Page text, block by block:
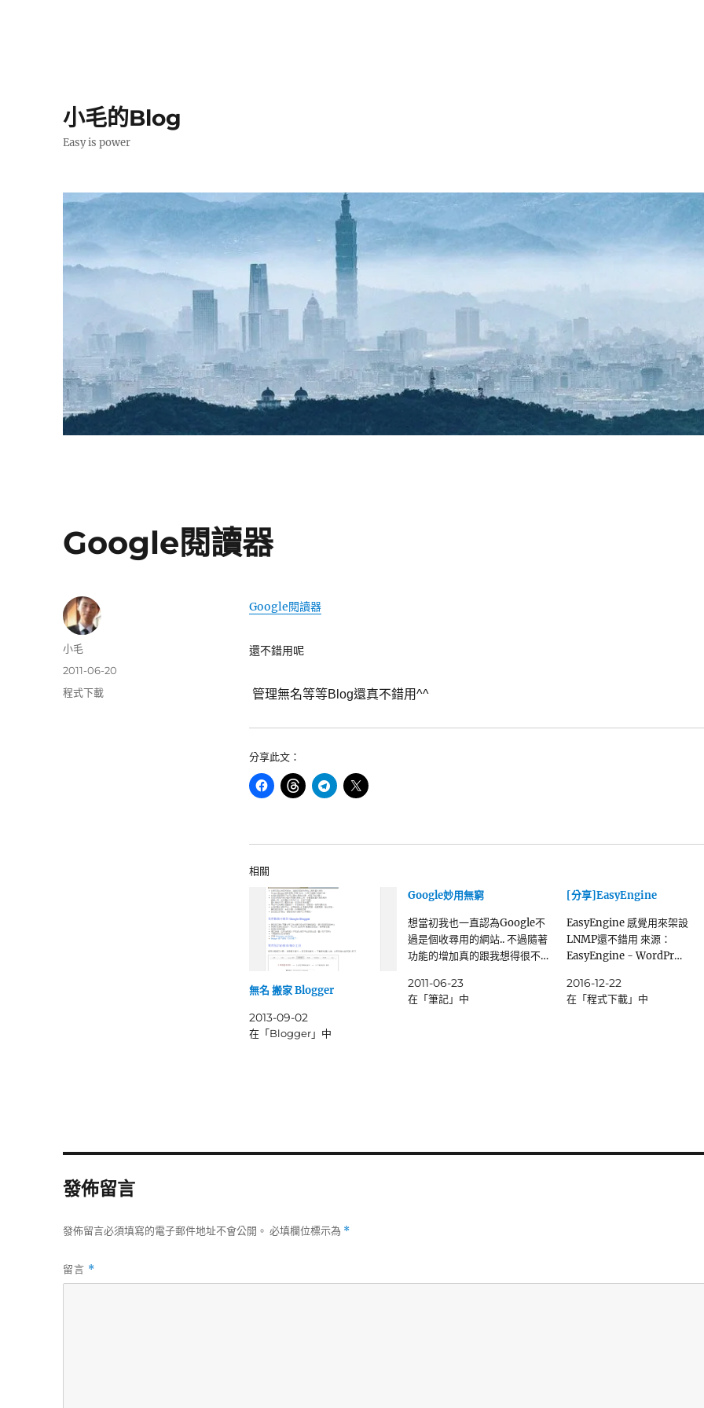
小毛的Blog
Easy is power
Google閱讀器
Google閱讀器
還不錯用呢
管理無名等等Blog還真不錯用^^
分享此文：
相關
無名 搬家 Blogger
2013-09-02
在「Blogger」中
Google妙用無窮
想當初我也一直認為Google不
過是個收尋用的網站.. 不過隨著
功能的增加真的跟我想得很不…
2011-06-23
在「筆記」中
[分享]EasyEngine
EasyEngine 感覺用來架設
LNMP還不錯用 來源：
EasyEngine - WordPr…
2016-12-22
在「程式下載」中
作
小毛
發
佈
2011-06-20
分
程式下載
發佈留言
發佈留言必須填寫的電子郵件地址不會公開。 必填欄位標示為 *
留言 *